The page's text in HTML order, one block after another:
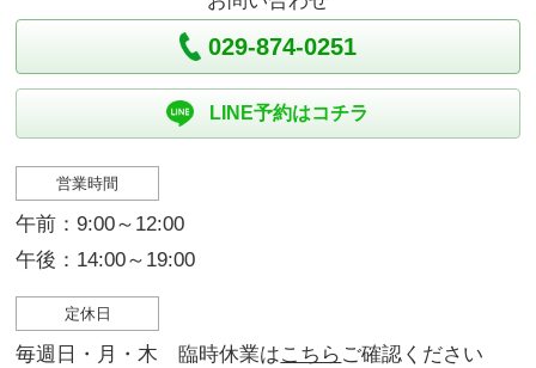
029-874-0251
LINE予約はコチラ
営業時間
午前：9:00～12:00
午後：14:00～19:00
定休日
毎週日・月・木 臨時休業はこちら ご確認ください